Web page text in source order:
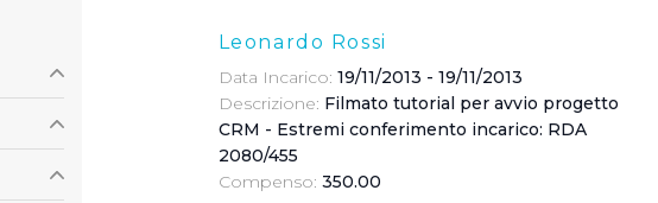
Leonardo Rossi
Data Incarico: 19/11/2013 - 19/11/2013
Descrizione: Filmato tutorial per avvio progetto
CRM - Estremi conferimento incarico: RDA
2080/455
Compenso: 350.00